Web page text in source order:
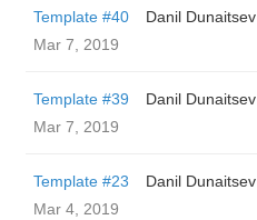
Template #40
Danil Dunaitsev
Mar 7, 2019
Template #39
Danil Dunaitsev
Mar 7, 2019
Template #23
Danil Dunaitsev
Mar 4, 2019